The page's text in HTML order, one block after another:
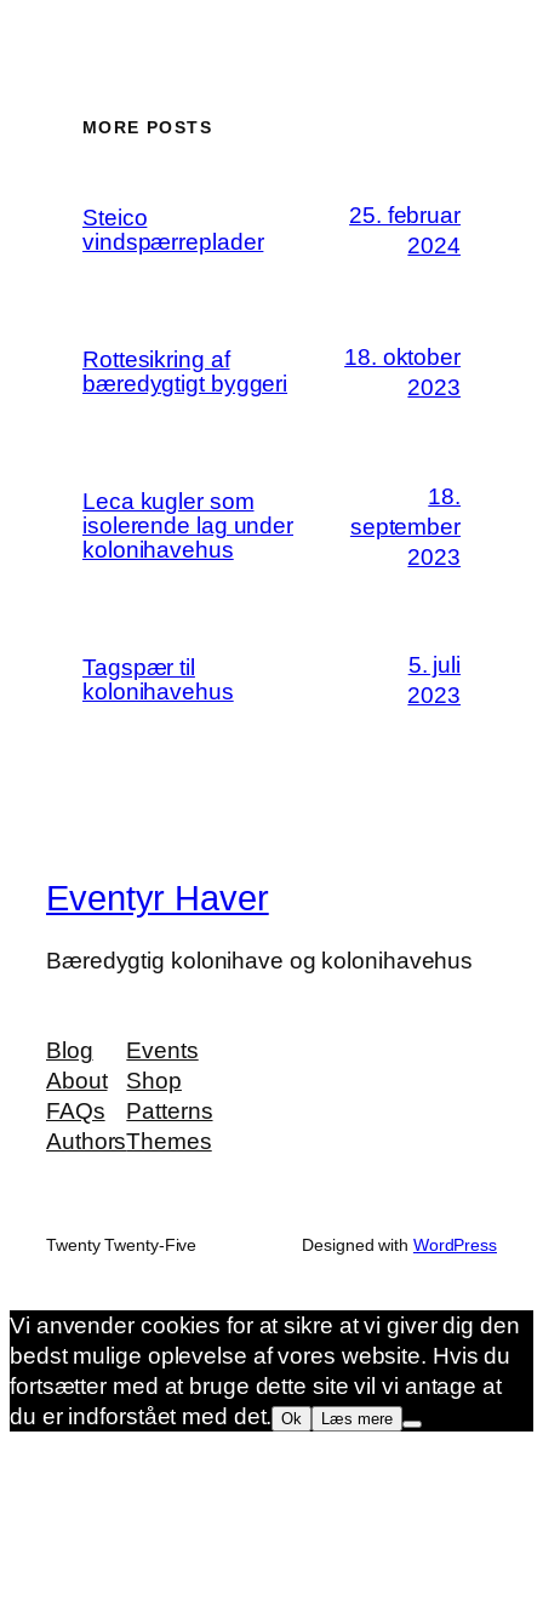
MORE POSTS
Steico
vindspærreplader
25. februar
2024
Rottesikring af
bæredygtigt byggeri
18. oktober
2023
Leca kugler som
isolerende lag under
kolonihavehus
18.
september
2023
Tagspær til
kolonihavehus
5. juli
2023
Eventyr Haver
Bæredygtig kolonihave og kolonihavehus
Blog
About
FAQs
Authors
Events
Shop
Patterns
Themes
Twenty Twenty-Five Designed with WordPress
Vi anvender cookies for at sikre at vi giver dig den
bedst mulige oplevelse af vores website. Hvis du
fortsætter med at bruge dette site vil vi antage at
du er indforstået med det. Ok Læs mere